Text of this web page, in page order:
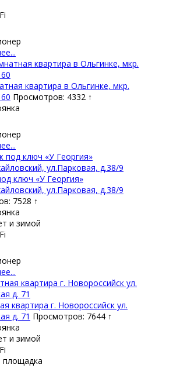
квартира в Ольгинке, мкр.
Просмотров: 4332 ↑
ключ «У Георгия»
ул.Парковая, д.38/9
7528 ↑
квартира г. Новороссийск ул.
д. 71 Просмотров: 7644 ↑